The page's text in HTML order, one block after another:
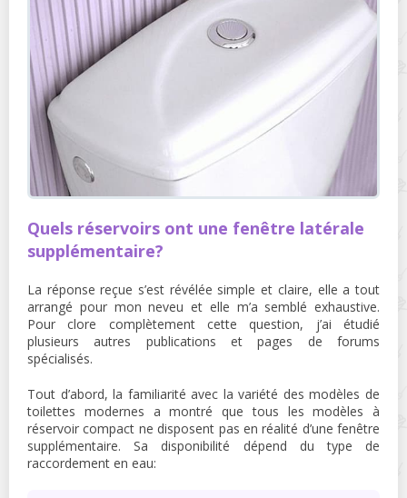
Quels réservoirs ont une fenêtre latérale
supplémentaire?
La réponse reçue s’est révélée simple et claire, elle a tout
arrangé pour mon neveu et elle m’a semblé exhaustive.
Pour clore complètement cette question, j’ai étudié
plusieurs autres publications et pages de forums
spécialisés.
Tout d’abord, la familiarité avec la variété des modèles de
toilettes modernes a montré que tous les modèles à
réservoir compact ne disposent pas en réalité d’une fenêtre
supplémentaire. Sa disponibilité dépend du type de
raccordement en eau: